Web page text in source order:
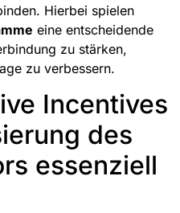
Hierbei spielen
eine entscheidende
zu stärken,
zu verbessern.
Incentives
des
essenziell